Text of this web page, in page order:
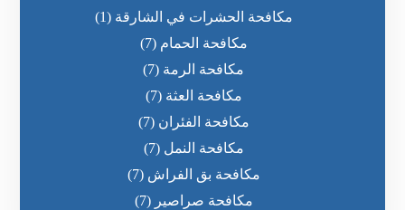
مكافحة الحشرات في الشارقة (1)
مكافحة الحمام (7)
مكافحة الرمة (7)
مكافحة العثة (7)
مكافحة الفئران (7)
مكافحة النمل (7)
مكافحة بق الفراش (7)
مكافحة صراصير (7)